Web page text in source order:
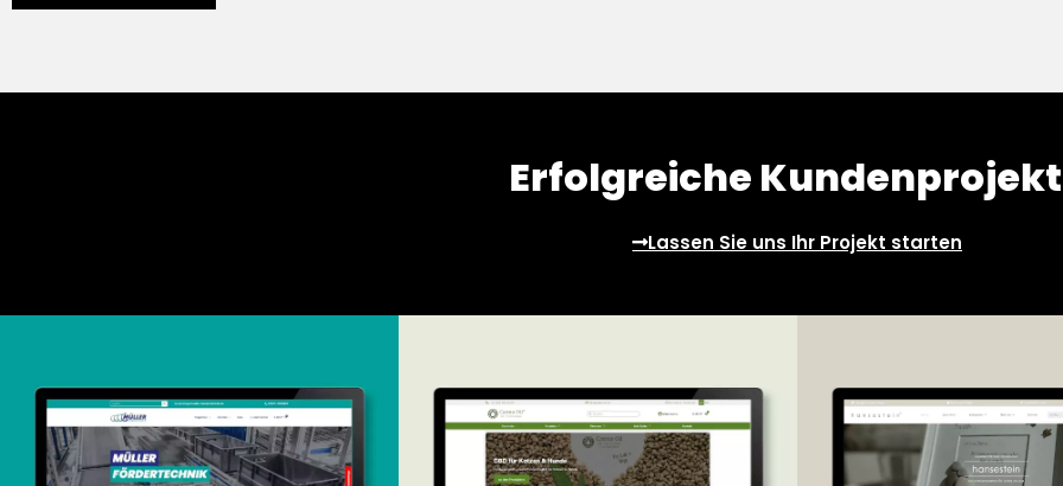
Erfolgreiche
Lassen Sie uns Ihr Projekt starten